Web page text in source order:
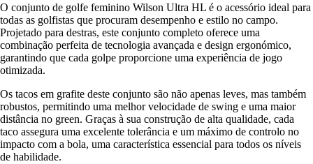
O conjunto de golfe feminino Wilson Ultra HL é o acessório ideal para
todas as golfistas que procuram desempenho e estilo no campo.
Projetado para destras, este conjunto completo oferece uma
combinação perfeita de tecnologia avançada e design ergonómico,
garantindo que cada golpe proporcione uma experiência de jogo
otimizada.
Os tacos em grafite deste conjunto são não apenas leves, mas também
robustos, permitindo uma melhor velocidade de swing e uma maior
distância no green. Graças à sua construção de alta qualidade, cada
taco assegura uma excelente tolerância e um máximo de controlo no
impacto com a bola, uma característica essencial para todos os níveis
de habilidade.